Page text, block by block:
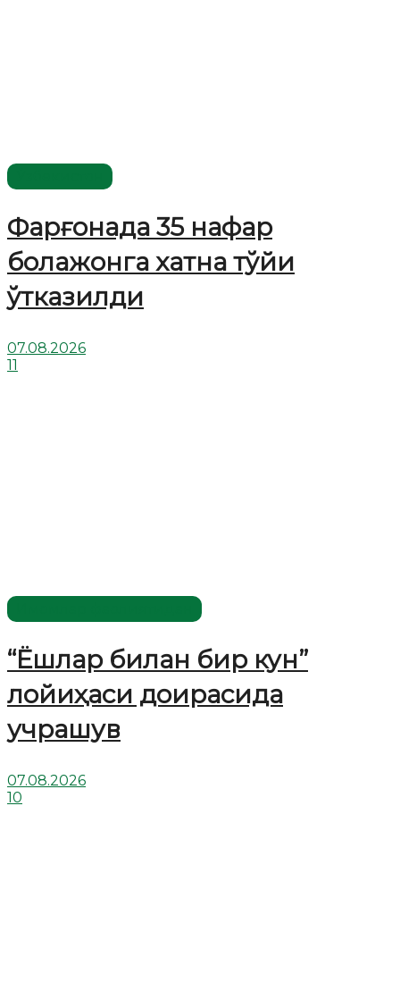
Фарғонада 35 нафар
болажонга хатна тўйи
ўтказилди
07.08.2026
11
“Ёшлар билан бир кун”
лойиҳаси доирасида
учрашув
07.08.2026
10